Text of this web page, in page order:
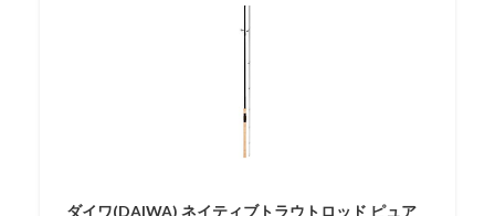
ダイワ(DAIWA) ネイティブトラウトロッド ピュア